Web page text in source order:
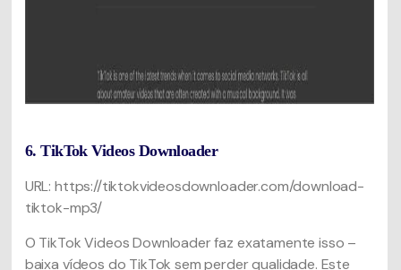
6. TikTok Videos Downloader
URL: https://tiktokvideosdownloader.com/download-
tiktok-mp3/
O TikTok Videos Downloader faz exatamente isso –
baixa vídeos do TikTok sem perder qualidade. Este